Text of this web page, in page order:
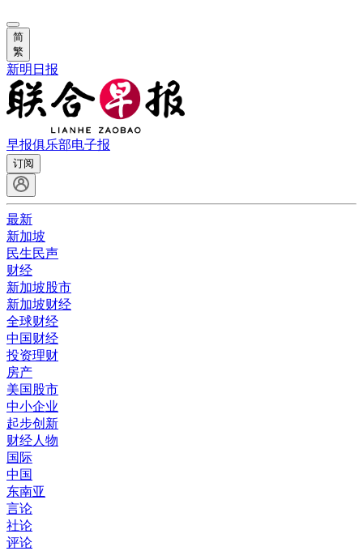
简
繁
新明日报
早报俱乐部电子报
订阅
最新
新加坡
民生民声
财经
新加坡股市
新加坡财经
全球财经
中国财经
投资理财
房产
美国股市
中小企业
起步创新
财经人物
国际
中国
东南亚
言论
社论
评论